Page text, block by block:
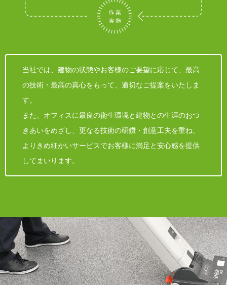
当社では、建物の状態やお客様のご要望に応じて、最高
の技術・最高の真心をもって、適切なご提案をいたしま
す。
また、オフィスに最良の衛生環境と建物との生涯のおつ
きあいをめざし、更なる技術の研鑽・創意工夫を重ね、
よりきめ細かいサービスでお客様に満足と安心感を提供
してまいります。